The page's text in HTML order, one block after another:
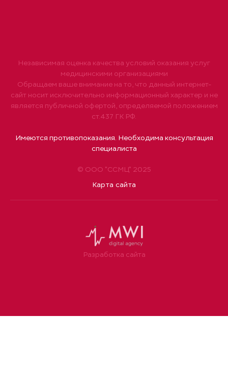
© ООО "ССМЦ" 2025
Карта сайта
Независимая оценка качества условий оказания услуг
медицинскими организациями
Обращаем ваше внимание на то, что данный интернет-
сайт носит исключительно информационный характер и не
является публичной офертой, определяемой положением
ст.437 ГК РФ.
Имеются противопоказания. Необходима консультация
специалиста
Разработка сайта